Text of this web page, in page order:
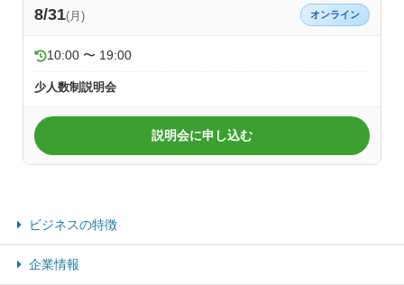
8/31(月) オンライン
10:00 〜 19:00
少人数制説明会
説明会に申し込む
ビジネスの特徴
企業情報